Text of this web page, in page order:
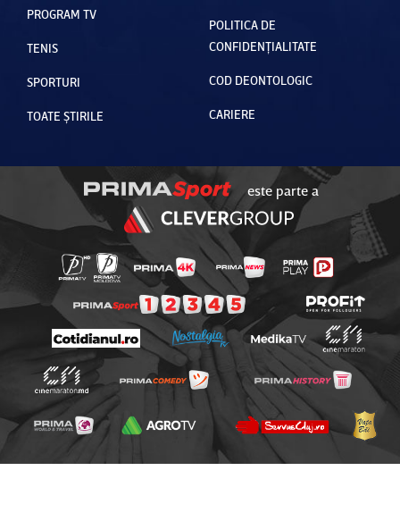
PROGRAM TV
TENIS
SPORTURI
TOATE ȘTIRILE
POLITICA DE
CONFIDENȚIALITATE
COD DEONTOLOGIC
CARIERE
este parte a